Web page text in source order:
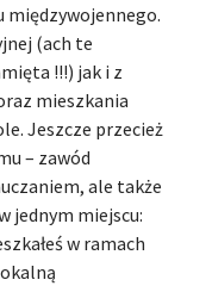
międzywojennego.
(ach te
!!!) jak i z
mieszkania
Jeszcze przecież
– zawód
ale także
jednym miejscu:
w ramach